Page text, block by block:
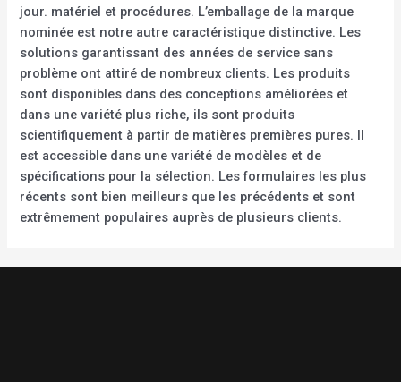
jour. matériel et procédures. L’emballage de la marque
nominée est notre autre caractéristique distinctive. Les
solutions garantissant des années de service sans
problème ont attiré de nombreux clients. Les produits
sont disponibles dans des conceptions améliorées et
dans une variété plus riche, ils sont produits
scientifiquement à partir de matières premières pures. Il
est accessible dans une variété de modèles et de
spécifications pour la sélection. Les formulaires les plus
récents sont bien meilleurs que les précédents et sont
extrêmement populaires auprès de plusieurs clients.